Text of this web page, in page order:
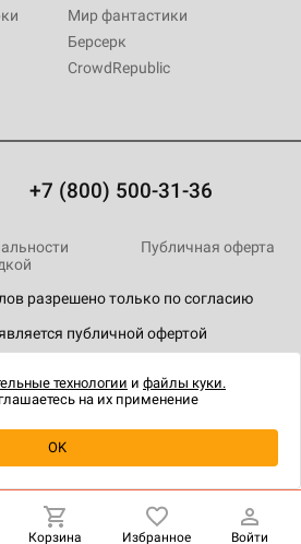
о наличии
Мир фантастики
Берсерк
CrowdRepublic
+7 (800) 500-31-36
разрешено только по согласию
публичной офертой
Публичная оферта
Корзина Избранное Войти
технологии и файлы куки.
на их применение
OK